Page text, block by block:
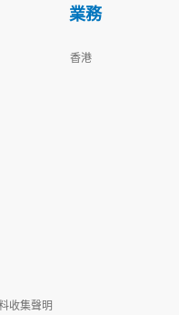
業務
香港
收集聲明